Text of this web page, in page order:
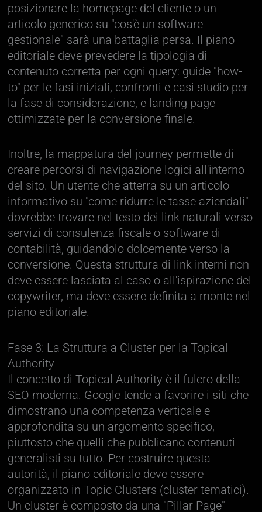
posizionare la homepage del cliente o un
articolo generico su "cos'è un software
gestionale" sarà una battaglia persa. Il piano
editoriale deve prevedere la tipologia di
contenuto corretta per ogni query: guide "how-
to" per le fasi iniziali, confronti e casi studio per
la fase di considerazione, e landing page
ottimizzate per la conversione finale.
Inoltre, la mappatura del journey permette di
creare percorsi di navigazione logici all'interno
del sito. Un utente che atterra su un articolo
informativo su "come ridurre le tasse aziendali"
dovrebbe trovare nel testo dei link naturali verso
servizi di consulenza fiscale o software di
contabilità, guidandolo dolcemente verso la
conversione. Questa struttura di link interni non
deve essere lasciata al caso o all'ispirazione del
copywriter, ma deve essere definita a monte nel
piano editoriale.
Fase 3: La Struttura a Cluster per la Topical
Authority
Il concetto di Topical Authority è il fulcro della
SEO moderna. Google tende a favorire i siti che
dimostrano una competenza verticale e
approfondita su un argomento specifico,
piuttosto che quelli che pubblicano contenuti
generalisti su tutto. Per costruire questa
autorità, il piano editoriale deve essere
organizzato in Topic Clusters (cluster tematici).
Un cluster è composto da una "Pillar Page"